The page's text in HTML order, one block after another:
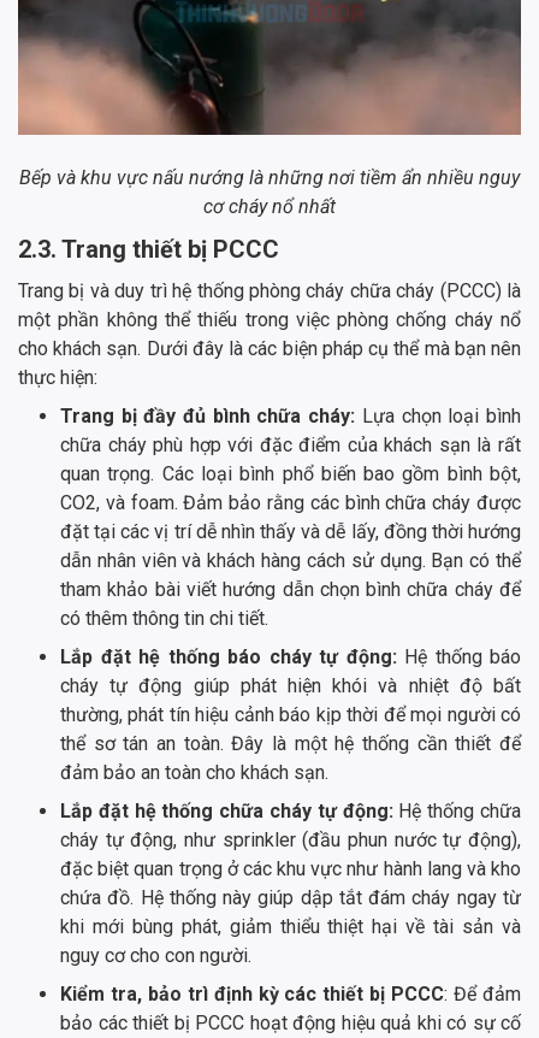
Bếp và khu vực nấu nướng là những nơi tiềm ẩn nhiều nguy
cơ cháy nổ nhất
2.3. Trang thiết bị PCCC
Trang bị và duy trì hệ thống phòng cháy chữa cháy (PCCC) là
một phần không thể thiếu trong việc phòng chống cháy nổ
cho khách sạn. Dưới đây là các biện pháp cụ thể mà bạn nên
thực hiện:
Trang bị đầy đủ bình chữa cháy: Lựa chọn loại bình
chữa cháy phù hợp với đặc điểm của khách sạn là rất
quan trọng. Các loại bình phổ biến bao gồm bình bột,
CO2, và foam. Đảm bảo rằng các bình chữa cháy được
đặt tại các vị trí dễ nhìn thấy và dễ lấy, đồng thời hướng
dẫn nhân viên và khách hàng cách sử dụng. Bạn có thể
tham khảo bài viết hướng dẫn chọn bình chữa cháy để
có thêm thông tin chi tiết.
Lắp đặt hệ thống báo cháy tự động: Hệ thống báo
cháy tự động giúp phát hiện khói và nhiệt độ bất
thường, phát tín hiệu cảnh báo kịp thời để mọi người có
thể sơ tán an toàn. Đây là một hệ thống cần thiết để
đảm bảo an toàn cho khách sạn.
Lắp đặt hệ thống chữa cháy tự động: Hệ thống chữa
cháy tự động, như sprinkler (đầu phun nước tự động),
đặc biệt quan trọng ở các khu vực như hành lang và kho
chứa đồ. Hệ thống này giúp dập tắt đám cháy ngay từ
khi mới bùng phát, giảm thiểu thiệt hại về tài sản và
nguy cơ cho con người.
Kiểm tra, bảo trì định kỳ các thiết bị PCCC: Để đảm
bảo các thiết bị PCCC hoạt động hiệu quả khi có sự cố